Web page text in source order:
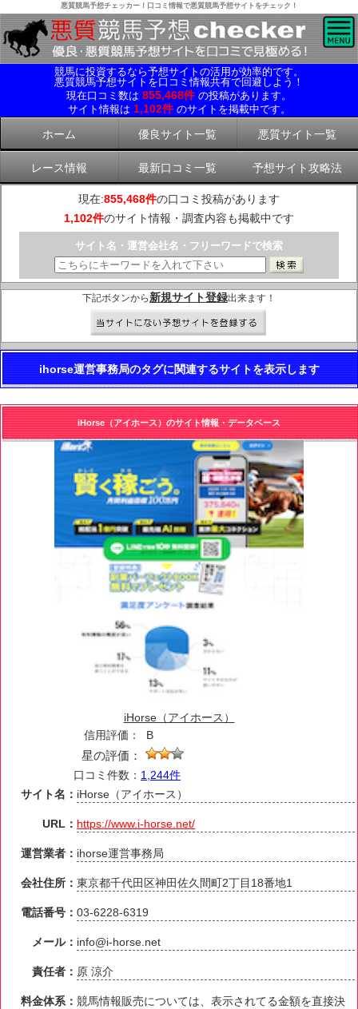
悪質競馬予想チェッカー！口コミ情報で悪質競馬予想サイトをチェック！
競馬に投資するなら予想サイトの活用が効率的です。
悪質競馬予想サイトを口コミ情報共有で回避しよう！
現在口コミ数は 855,468件 の投稿があります。
サイト情報は 1,102件 のサイトを掲載中です。
ホーム 優良サイト一覧 悪質サイト一覧
レース情報 最新口コミ一覧 予想サイト攻略法
現在:855,468件の口コミ投稿があります
1,102件のサイト情報・調査内容も掲載中です
サイト名・運営会社名・フリーワードで検索
下記ボタンから 新規サイト登録出来ます！
ihorse運営事務局のタグに関連するサイトを表示します
iHorse（アイホース）のサイト情報・データベース
iHorse（アイホース）
信用評価：
B
星の評価：
口コミ件数： 1,244件
サイト名： iHorse（アイホース）
URL： https://www.i-horse.net/
運営業者： ihorse運営事務局
会社住所：東京都千代田区神田佐久間町2丁目18番地1
電話番号：03-6228-6319
メール： info@i-horse.net
責任者： 原 涼介
料金体系：競馬情報販売については、表示されてる金額を直接決